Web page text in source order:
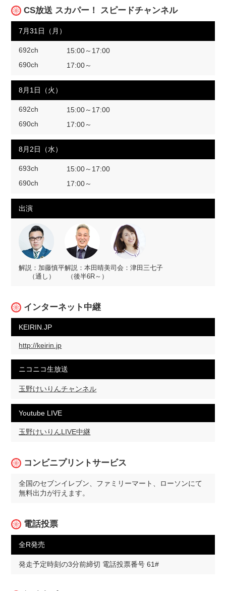
CS放送 スカパー！ スピードチャンネル
7月31日（月）
692ch
15:00～17:00
690ch
17:00～
8月1日（火）
692ch
15:00～17:00
690ch
17:00～
8月2日（水）
693ch
15:00～17:00
690ch
17:00～
出演
解説：加藤慎平
（通し）
解説：本田晴美
（後半6R～）
司会：津田三七子
インターネット中継
KEIRIN.JP
http://keirin.jp
ニコニコ生放送
玉野けいりんチャンネル
Youtube LIVE
玉野けいりんLIVE中継
コンビニプリントサービス
全国のセブンイレブン、ファミリーマート、ローソンにて
無料出力が行えます。
電話投票
全R発売
発走予定時刻の3分前締切 電話投票番号 61#